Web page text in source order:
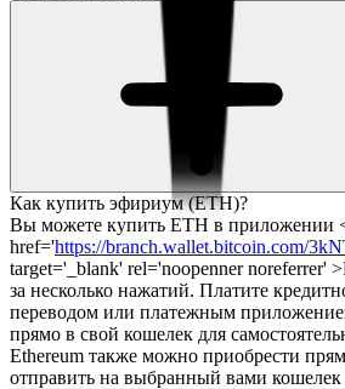
Как купить эфириум (ETH)?
Вы можете купить ETH в приложении
href='https://branch.wallet.bitcoin.com/
target='_blank' rel='noopenner noreferrer'
за несколько нажатий. Платите
переводом или платежным
прямо в свой кошелек для
Ethereum также можно приобрести
отправить на выбранный вами